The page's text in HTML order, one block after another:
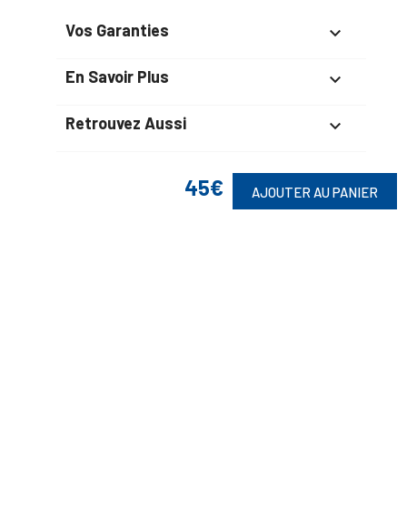
45€ AJOUTER AU PANIER
Vos Garanties 
En Savoir Plus 
Retrouvez Aussi 